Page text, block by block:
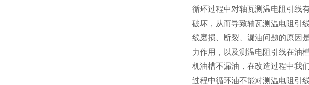
循环过程中对轴瓦测温电阻引线
破坏，从而导致轴瓦测温电阻引
线磨损、断裂、漏油问题的原因
力作用，以及测温电阻引线在油
机油槽不漏油，在改造过程中我
过程中循环油不能对测温电阻引